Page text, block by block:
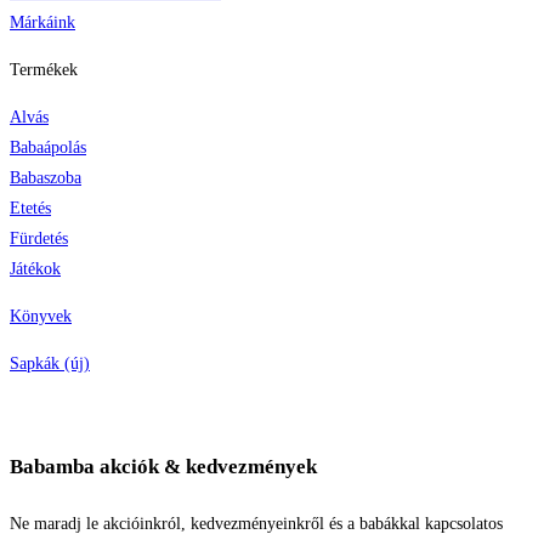
Márkáink
Termékek
Alvás
Babaápolás
Babaszoba
Etetés
Fürdetés
Játékok
Könyvek
Sapkák (új)
Babamba akciók & kedvezmények
Ne maradj le akcióinkról, kedvezményeinkről és a babákkal kapcsolatos